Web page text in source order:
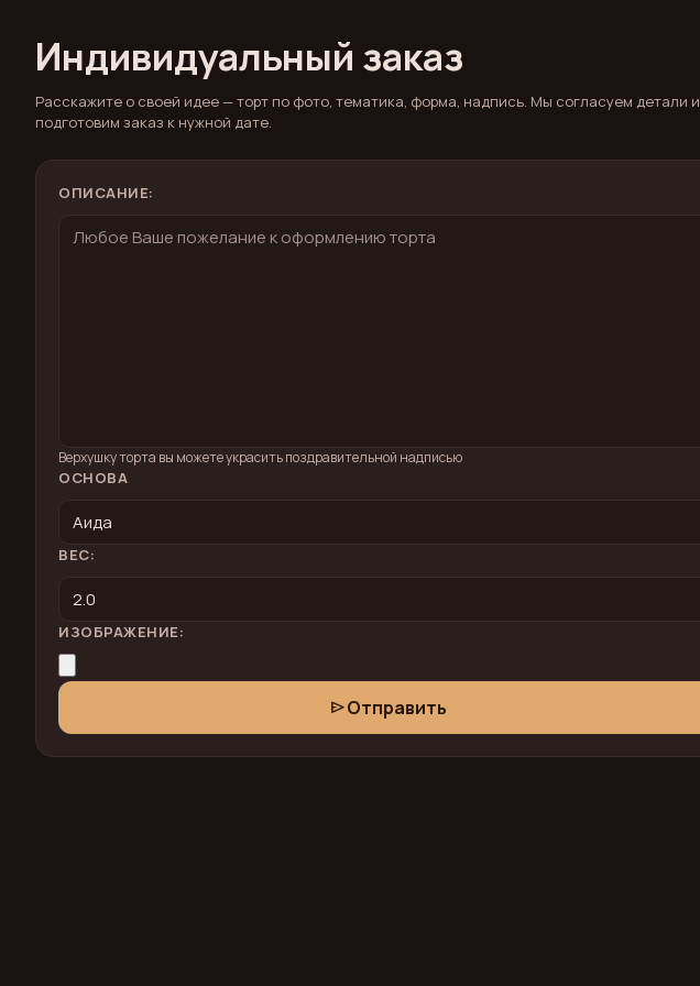
Индивидуальный заказ
Расскажите о своей идее — торт по фото, тематика, форма, надпись. Мы согласуем детали и
подготовим заказ к нужной дате.
ОПИСАНИЕ:
Верхушку торта вы можете украсить поздравительной надписью
ОСНОВА
ВЕС:
ИЗОБРАЖЕНИЕ:
sendОтправить